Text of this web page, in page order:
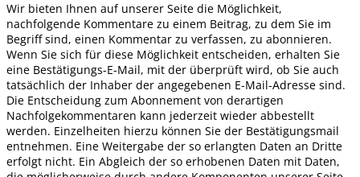
Wir bieten Ihnen auf unserer Seite die Möglichkeit,
nachfolgende Kommentare zu einem Beitrag, zu dem Sie im
Begriff sind, einen Kommentar zu verfassen, zu abonnieren.
Wenn Sie sich für diese Möglichkeit entscheiden, erhalten Sie
eine Bestätigungs-E-Mail, mit der überprüft wird, ob Sie auch
tatsächlich der Inhaber der angegebenen E-Mail-Adresse sind.
Die Entscheidung zum Abonnement von derartigen
Nachfolgekommentaren kann jederzeit wieder abbestellt
werden. Einzelheiten hierzu können Sie der Bestätigungsmail
entnehmen. Eine Weitergabe der so erlangten Daten an Dritte
erfolgt nicht. Ein Abgleich der so erhobenen Daten mit Daten,